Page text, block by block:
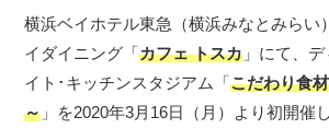
横浜ベイホテル東急（横浜みなとみらい
イダイニング「カフェ トスカ 」にて、
イト･キッチンスタジアム「こだわり食
～ 」を2020年3月16日（月）より初開催